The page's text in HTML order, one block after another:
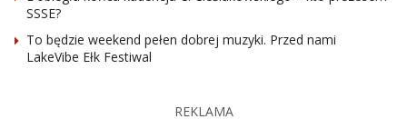
SSSE?
To będzie weekend pełen dobrej muzyki. Przed nami
LakeVibe Ełk Festiwal
REKLAMA